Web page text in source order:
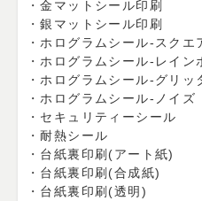
金マットシール印刷
銀マットシール印刷
ホログラムシール-スクエ
ホログラムシール-レイン
ホログラムシール-グリッ
ホログラムシール-ノイズ
セキュリティーシール
耐熱シール
台紙裏印刷(アート紙)
台紙裏印刷(合成紙)
台紙裏印刷(透明)